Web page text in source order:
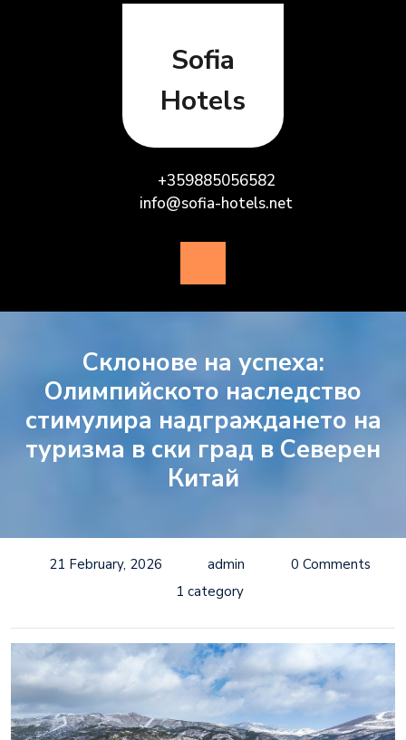
Sofia
Hotels
+359885056582
info@sofia-hotels.net
Button
Склонове на успеха:
Олимпийското наследство
стимулира надграждането на
туризма в ски град в Северен
Китай
21 February, 2026 admin
0 Comments
1 category